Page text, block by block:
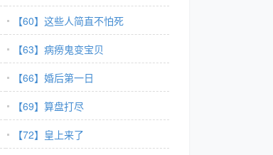
【60】这些人简直不怕死
【63】病痨鬼变宝贝
【66】婚后第一日
【69】算盘打尽
【72】皇上来了